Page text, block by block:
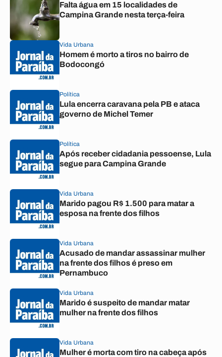
Falta água em 15 localidades de
Campina Grande nesta terça-feira
Vida Urbana
Homem é morto a tiros no bairro de
Bodocongó
Política
Lula encerra caravana pela PB e ataca
governo de Michel Temer
Política
Após receber cidadania pessoense, Lula
segue para Campina Grande
Vida Urbana
Marido pagou R$ 1.500 para matar a
esposa na frente dos filhos
Vida Urbana
Acusado de mandar assassinar mulher
na frente dos filhos é preso em
Pernambuco
Vida Urbana
Marido é suspeito de mandar matar
mulher na frente dos filhos
Vida Urbana
Mulher é morta com tiro na cabeça após